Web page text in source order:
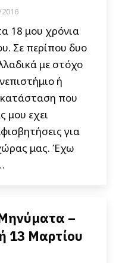
18 μου χρόνια
Σε περίπου δυο
με στόχο
ή
που
μου εχει
για
μας. Έχω
–
13 Μαρτίου